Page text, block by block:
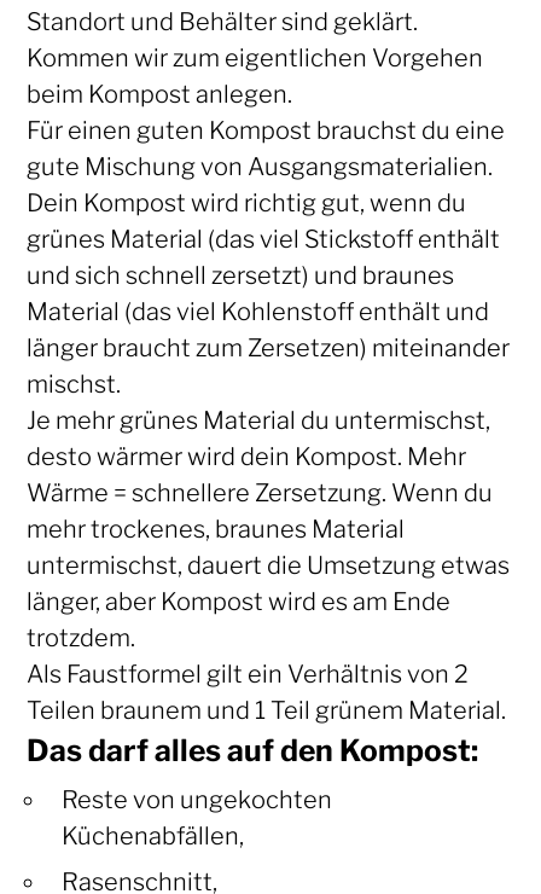
Standort und Behälter sind geklärt.
Kommen wir zum eigentlichen Vorgehen
beim Kompost anlegen.
Für einen guten Kompost brauchst du eine
gute Mischung von Ausgangsmaterialien.
Dein Kompost wird richtig gut, wenn du
grünes Material (das viel Stickstoff enthält
und sich schnell zersetzt) und braunes
Material (das viel Kohlenstoff enthält und
länger braucht zum Zersetzen) miteinander
mischst.
Je mehr grünes Material du untermischst,
desto wärmer wird dein Kompost. Mehr
Wärme = schnellere Zersetzung. Wenn du
mehr trockenes, braunes Material
untermischst, dauert die Umsetzung etwas
länger, aber Kompost wird es am Ende
trotzdem.
Als Faustformel gilt ein Verhältnis von 2
Teilen braunem und 1 Teil grünem Material.
Das darf alles auf den Kompost:
Reste von ungekochten
Küchenabfällen,
Rasenschnitt,